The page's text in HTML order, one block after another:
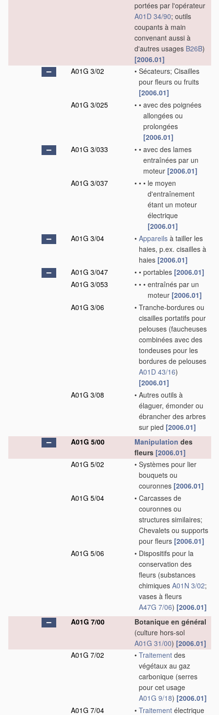
portées par l'opérateur
A01D 34/90; outils
coupants à main
convenant aussi à
d'autres usages B26B)
[2006.01]
A01G 3/02
• Sécateurs; Cisailles
pour fleurs ou fruits
[2006.01]
A01G 3/025
• • avec des poignées
allongées ou
prolongées
[2006.01]
A01G 3/033
• • avec des lames
entraînées par un
moteur [2006.01]
A01G 3/037
• • • le moyen
d'entraînement
étant un moteur
électrique
[2006.01]
A01G 3/04
• Appareils à tailler les
haies, p.ex. cisailles à
haies [2006.01]
A01G 3/047
• • portables [2006.01]
A01G 3/053
• • • entraînés par un
moteur [2006.01]
A01G 3/06
• Tranche-bordures ou
cisailles portatifs pour
pelouses (faucheuses
combinées avec des
tondeuses pour les
bordures de pelouses
A01D 43/16)
[2006.01]
A01G 3/08
• Autres outils à
élaguer, émonder ou
ébrancher des arbres
sur pied [2006.01]
A01G 5/00
Manipulation des
fleurs [2006.01]
A01G 5/02
• Systèmes pour lier
bouquets ou
couronnes [2006.01]
A01G 5/04
• Carcasses de
couronnes ou
structures similaires;
Chevalets ou supports
pour fleurs [2006.01]
A01G 5/06
• Dispositifs pour la
conservation des
fleurs (substances
chimiques A01N 3/02;
vases à fleurs
A47G 7/06) [2006.01]
A01G 7/00
Botanique en général
(culture hors-sol
A01G 31/00) [2006.01]
A01G 7/02
• Traitement des
végétaux au gaz
carbonique (serres
pour cet usage
A01G 9/18) [2006.01]
A01G 7/04
• Traitement électrique